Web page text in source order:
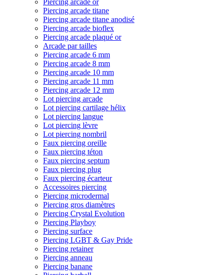
Piercing arcade or
Piercing arcade titane
Piercing arcade titane anodisé
Piercing arcade bioflex
Piercing arcade plaqué or
Arcade par tailles
Piercing arcade 6 mm
Piercing arcade 8 mm
Piercing arcade 10 mm
Piercing arcade 11 mm
Piercing arcade 12 mm
Lot piercing arcade
Lot piercing cartilage hélix
Lot piercing langue
Lot piercing lèvre
Lot piercing nombril
Faux piercing oreille
Faux piercing téton
Faux piercing septum
Faux piercing plug
Faux piercing écarteur
Accessoires piercing
Piercing microdermal
Piercing gros diamètres
Piercing Crystal Evolution
Piercing Playboy
Piercing surface
Piercing LGBT & Gay Pride
Piercing retainer
Piercing anneau
Piercing banane